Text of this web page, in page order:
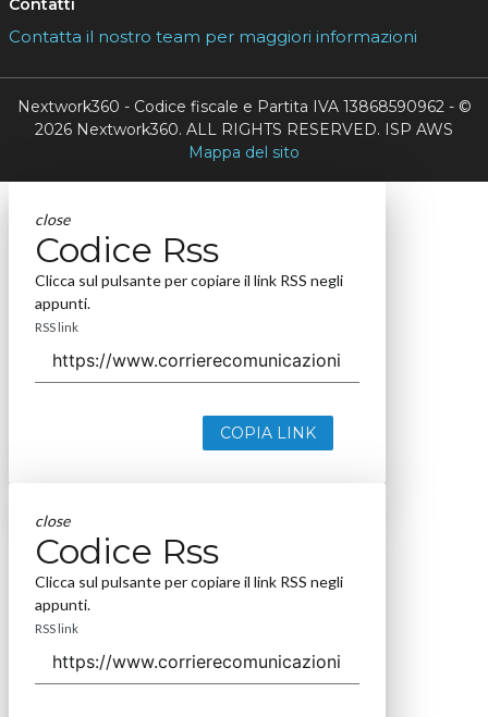
Contatti
Contatta il nostro team per maggiori informazioni
Nextwork360 - Codice fiscale e Partita IVA 13868590962 - ©
2026 Nextwork360. ALL RIGHTS RESERVED. ISP AWS
Mappa del sito
close
Codice Rss
Clicca sul pulsante per copiare il link RSS negli
appunti.
RSS link
COPIA LINK
close
Codice Rss
Clicca sul pulsante per copiare il link RSS negli
appunti.
RSS link